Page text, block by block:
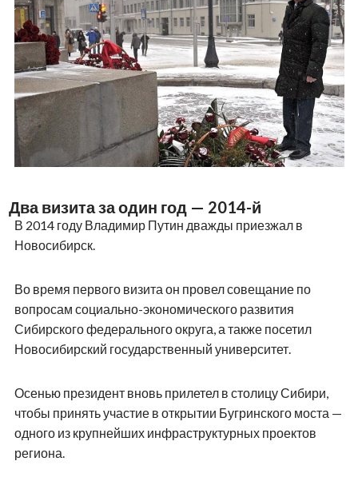
Два визита за один год — 2014-й
В 2014 году Владимир Путин дважды приезжал в
Новосибирск.
Во время первого визита он провел совещание по
вопросам социально-экономического развития
Сибирского федерального округа, а также посетил
Новосибирский государственный университет.
Осенью президент вновь прилетел в столицу Сибири,
чтобы принять участие в открытии Бугринского моста —
одного из крупнейших инфраструктурных проектов
региона.